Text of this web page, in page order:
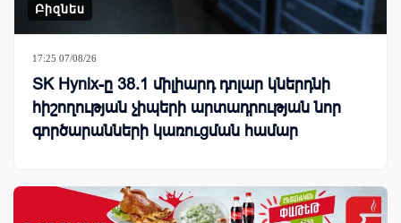
Բիզնես
17:25 07/08/26
SK Hynix-ը 38.1 միլիարդ դոլար կներդնի
հիշողության չիպերի արտադրության նոր
գործարանների կառուցման համար